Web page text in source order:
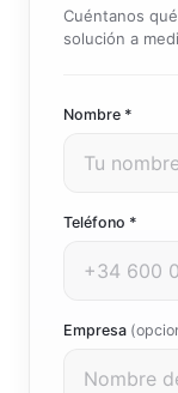
Cuéntanos
solución a
Nombre *
Teléfono *
Empresa